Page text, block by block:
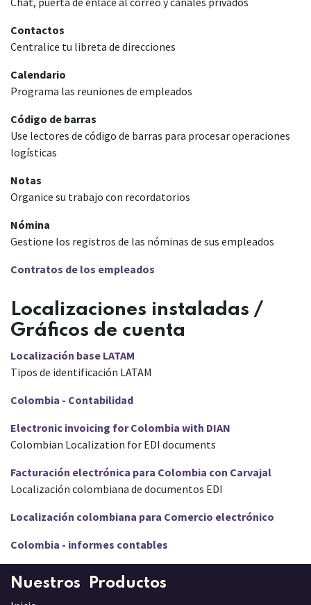
Contactos
Centralice tu libreta de direcciones
Calendario
Programa las reuniones de empleados
Código de barras
Use lectores de código de barras para procesar operaciones
logísticas
Notas
Organice su trabajo con recordatorios
Nómina
Gestione los registros de las nóminas de sus empleados
Contratos de los empleados
Localizaciones instaladas /
Gráficos de cuenta
Localización base LATAM
Tipos de identificación LATAM
Colombia - Contabilidad
Electronic invoicing for Colombia with DIAN
Colombian Localization for EDI documents
Facturación electrónica para Colombia con Carvajal
Localización colombiana de documentos EDI
Localización colombiana para Comercio electrónico
Colombia - informes contables
Nuestros Productos